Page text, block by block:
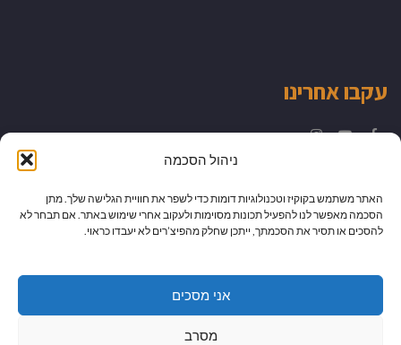
ניהול הסכמה
האתר משתמש בקוקיז וטכנולוגיות דומות כדי לשפר את חוויית הגלישה שלך. מתן
הסכמה מאפשר לנו להפעיל תכונות מסוימות ולעקוב אחרי שימוש באתר. אם תבחר לא
להסכים או תסיר את הסכמתך, ייתכן שחלק מהפיצ’רים לא יעבדו כראוי.
אני מסכים
מסרב
עקבו אחרינו